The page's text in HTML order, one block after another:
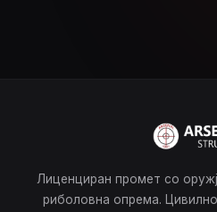
Лиценциран промет со
риболовна опрема.